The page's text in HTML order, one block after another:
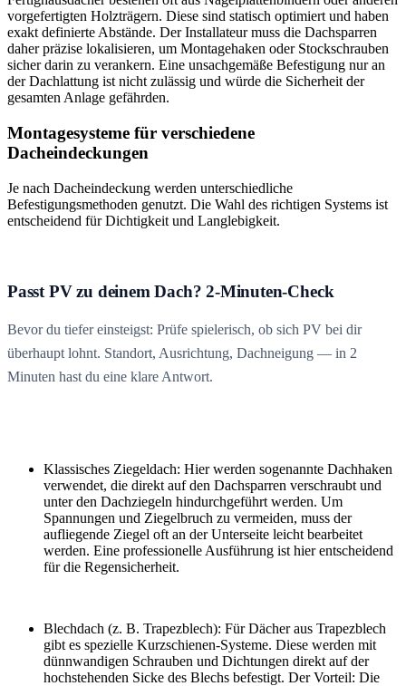
vorgefertigten Holzträgern. Diese sind statisch optimiert und haben
exakt definierte Abstände. Der Installateur muss die Dachsparren
daher präzise lokalisieren, um Montagehaken oder Stockschrauben
sicher darin zu verankern. Eine unsachgemäße Befestigung nur an
der Dachlattung ist nicht zulässig und würde die Sicherheit der
gesamten Anlage gefährden.
Montagesysteme für verschiedene
Dacheindeckungen
Je nach Dacheindeckung werden unterschiedliche
Befestigungsmethoden genutzt. Die Wahl des richtigen Systems ist
entscheidend für Dichtigkeit und Langlebigkeit.
Passt PV zu deinem Dach? 2-Minuten-Check
Bevor du tiefer einsteigst: Prüfe spielerisch, ob sich PV bei dir
überhaupt lohnt. Standort, Ausrichtung, Dachneigung — in 2
Minuten hast du eine klare Antwort.
Klassisches Ziegeldach: Hier werden sogenannte Dachhaken
verwendet, die direkt auf den Dachsparren verschraubt und
unter den Dachziegeln hindurchgeführt werden. Um
Spannungen und Ziegelbruch zu vermeiden, muss der
aufliegende Ziegel oft an der Unterseite leicht bearbeitet
werden. Eine professionelle Ausführung ist hier entscheidend
für die Regensicherheit.
Blechdach (z. B. Trapezblech): Für Dächer aus Trapezblech
gibt es spezielle Kurzschienen-Systeme. Diese werden mit
dünnwandigen Schrauben und Dichtungen direkt auf der
hochstehenden Sicke des Blechs befestigt. Der Vorteil: Die